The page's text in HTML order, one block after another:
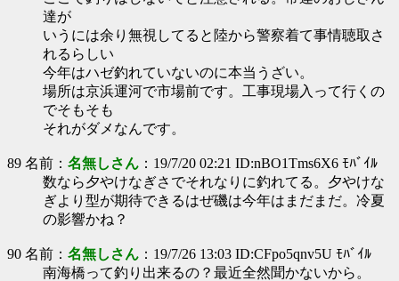
達が
いうには余り無視してると陸から警察着て事情聴取さ
れるらしい
今年はハゼ釣れていないのに本当うざい。
場所は京浜運河で市場前です。工事現場入って行くの
でそもそも
それがダメなんです。
89 名前： 名無しさん ：19/7/20 02:21 ID:nBO1Tms6X6 ﾓﾊﾞｲﾙ
数なら夕やけなぎさでそれなりに釣れてる。夕やけな
ぎより型が期待できるはぜ磯は今年はまだまだ。冷夏
の影響かね？
90 名前： 名無しさん ：19/7/26 13:03 ID:CFpo5qnv5U ﾓﾊﾞｲﾙ
南海橋って釣り出来るの？最近全然聞かないから。